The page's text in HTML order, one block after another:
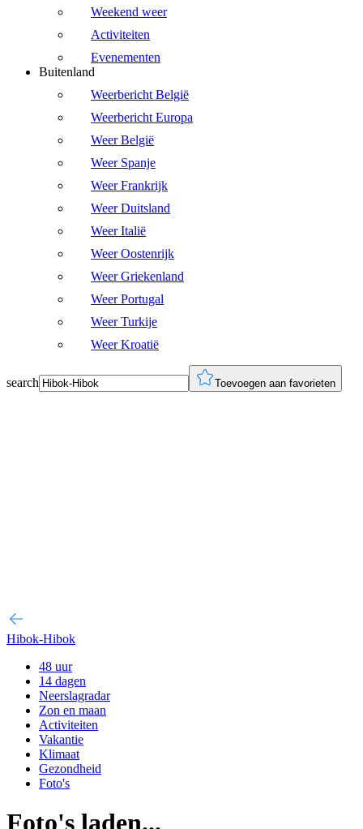
Weekend weer
Activiteiten
Evenementen
Buitenland
Weerbericht België
Weerbericht Europa
Weer België
Weer Spanje
Weer Frankrijk
Weer Duitsland
Weer Italië
Weer Oostenrijk
Weer Griekenland
Weer Portugal
Weer Turkije
Weer Kroatië
search Toevoegen aan favorieten
Hibok-Hibok
48 uur
14 dagen
Neerslagradar
Zon en maan
Activiteiten
Vakantie
Klimaat
Gezondheid
Foto's
Foto's laden...